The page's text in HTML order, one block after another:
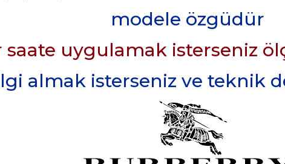
modele özgüdür
saate uygulamak isterseniz
almak isterseniz ve teknik